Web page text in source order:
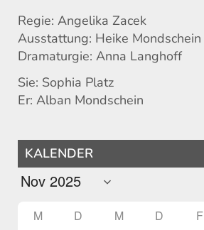
Regie: Angelika Zacek
Ausstattung: Heike Mondschein
Dramaturgie: Anna Langhoff
Sie: Sophia Platz
Er: Alban Mondschein
KALENDER
M D M D F